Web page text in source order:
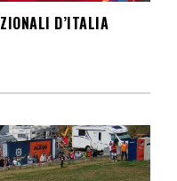
D’ITALIA